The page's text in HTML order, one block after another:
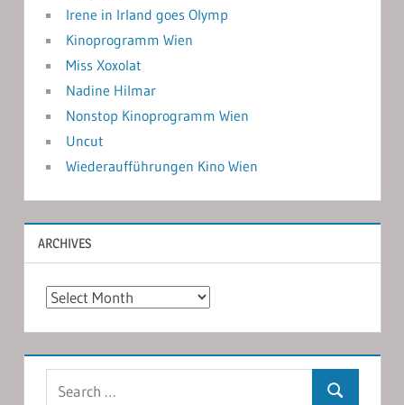
Irene in Irland goes Olymp
Kinoprogramm Wien
Miss Xoxolat
Nadine Hilmar
Nonstop Kinoprogramm Wien
Uncut
Wiederaufführungen Kino Wien
ARCHIVES
Archives